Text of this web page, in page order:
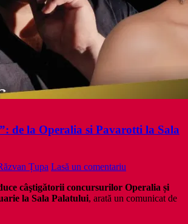
de la Operalia si Pavarotti la Sala
Țupa Lasă un comentariu
câştigătorii concursurilor Operalia și
la Sala Palatului, arată un comunicat de